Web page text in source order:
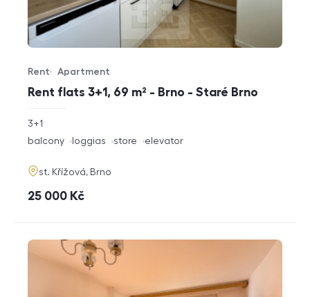
Rent flats 3+1, 69 m² - Brno - Staré Brno
Offer type
Rent
Property type
Apartment
rozměry
3+1
funkce
balcony loggias store elevator
adresa
st. Křížová, Brno
cena
25 000 Kč